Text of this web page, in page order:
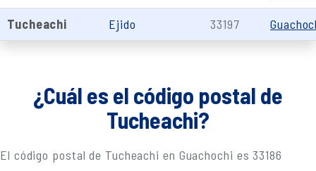
Tucheachi Ejido 33197
¿Cuál es el código postal de
Tucheachi?
El código postal de Tucheachi en Guachochi es 33186